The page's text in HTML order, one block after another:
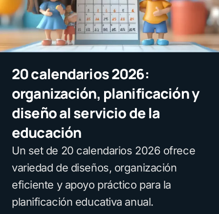
20 calendarios 2026:
organización, planificación y
diseño al servicio de la
educación
Un set de 20 calendarios 2026 ofrece
variedad de diseños, organización
eficiente y apoyo práctico para la
planificación educativa anual.